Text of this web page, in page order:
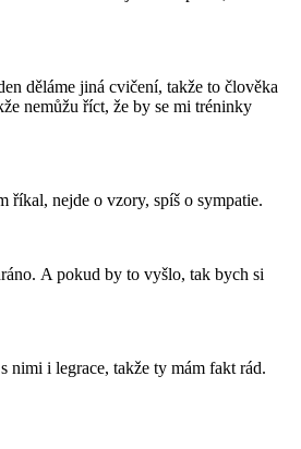
děláme jiná cvičení, takže to člověka
nemůžu říct, že by se mi tréninky
říkal, nejde o vzory, spíš o sympatie.
A pokud by to vyšlo, tak bych si
nimi i legrace, takže ty mám fakt rád.